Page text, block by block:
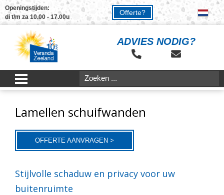
Openingstijden:
di t/m za 10.00 - 17.00u
Offerte?
ADVIES NODIG?
Lamellen schuifwanden
OFFERTE AANVRAGEN >
Stijlvolle schaduw en privacy voor uw
buitenruimte